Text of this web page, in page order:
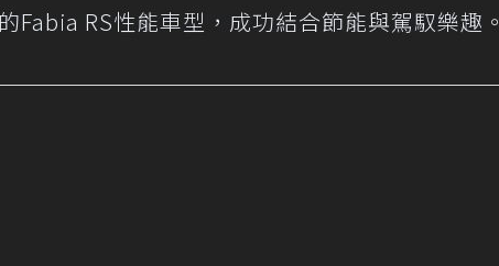
Fabia RS性能車型，成功結合節能與駕馭樂趣。